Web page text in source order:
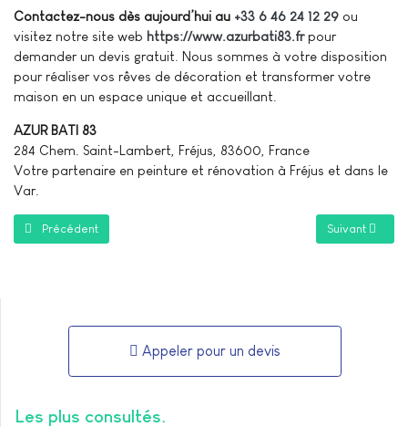
Contactez-nous dès aujourd’hui au +33 6 46 24 12 29 ou
visitez notre site web https://www.azurbati83.frpour
demander un devis gratuit. Nous sommes à votre disposition
pour réaliser vos rêves de décoration et transformer votre
maison en un espace unique et accueillant.
AZUR BATI 83
284 Chem. Saint-Lambert, Fréjus, 83600, France
Votre partenaire en peinture et rénovation à Fréjus et dans le
Var.
Article précédent : Comment préparer votre maison pour une
Précédent Article suivant
Suivant
Appeler pour un devis
Les plus consultés